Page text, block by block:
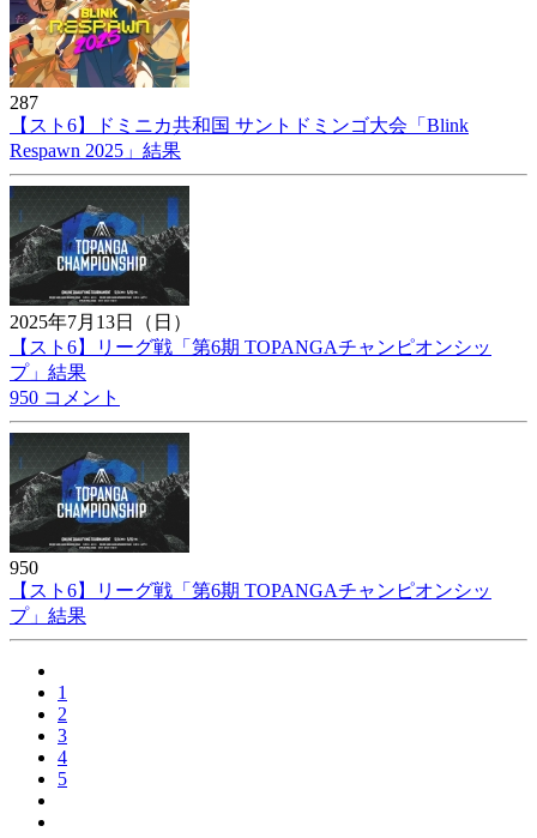
287
【スト6】ドミニカ共和国 サントドミンゴ大会「Blink
Respawn 2025」結果
2025年7月13日（日）
【スト6】リーグ戦「第6期 TOPANGAチャンピオンシッ
プ」結果
950 コメント
950
【スト6】リーグ戦「第6期 TOPANGAチャンピオンシッ
プ」結果
1
2
3
4
5